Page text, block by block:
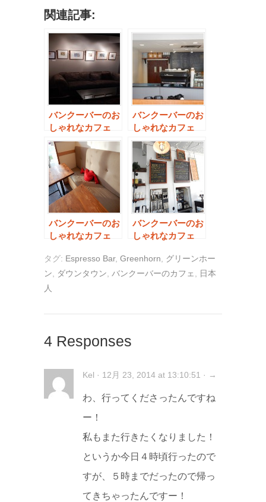
関連記事:
バンクーバーのお
しゃれなカフェ
【The Buzz Cafe
and Espresso
Bar】
バンクーバーのお
しゃれなカフェ
【Dose
Espresso Bar】
バンクーバーのお
しゃれなカフェ
Café】
バンクーバーのお
しゃれなカフェ
＜動画有り＞
タグ: Espresso Bar, Greenhorn, グリーンホー
ン, ダウンタウン, バンクーバーのカフェ , 日本
人
4 Responses
Kel · 12月 23, 2014 at 13:10:51 · →
わ、行ってくださったんですね
ー！
私もまた行きたくなりました！
というか今日４時頃行ったので
すが、５時までだったので帰っ
てきちゃったんですー！